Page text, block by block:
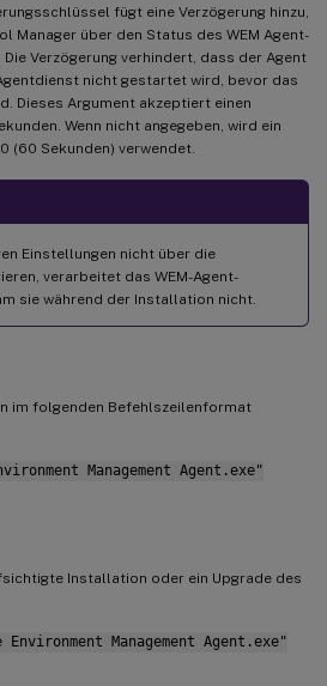
fügt eine Verzögerung hinzu,
Manager über den Status des WEM Agent-
Verzögerung verhindert, dass der Agent
nicht gestartet wird, bevor das
Dieses Argument akzeptiert einen
Wenn nicht angegeben, wird ein
(60 Sekunden) verwendet.
Einstellungen nicht über die
verarbeitet das WEM-Agent-
sie während der Installation nicht.
im folgenden Befehlszeilenformat
Management Agent.exe"
Installation oder ein Upgrade des
Management Agent.exe"